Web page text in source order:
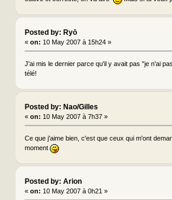
Posted by: Ryō
« on: 10 May 2007 à 15h24 »
J'ai mis le dernier parce qu'il y avait pas "je n'ai
télé!
Posted by: Nao/Gilles
« on: 10 May 2007 à 7h37 »
Ce que j'aime bien, c'est que ceux qui m'ont
moment
Posted by: Arion
« on: 10 May 2007 à 0h21 »